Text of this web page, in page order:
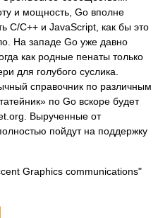
и мощность, Go вполне
С/С++ и JavaScript, как бы это
На западе Go уже давно
как родные пенаты только
для голубого суслика.
справочник по различным
по Go вскоре будет
Вырученные от
пойдут на поддержку
Graphics communications"